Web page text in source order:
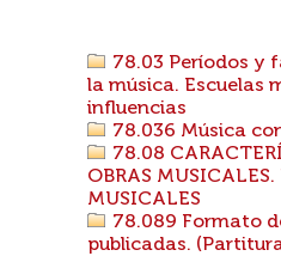
78.03 Períodos y
la música. Escuelas
influencias
78.036 Música
78.08
OBRAS MUSICALES.
MUSICALES
78.089 Formato
publicadas.